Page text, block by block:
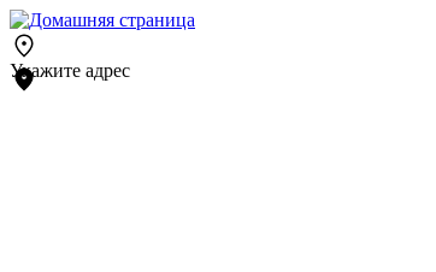
Укажите адрес